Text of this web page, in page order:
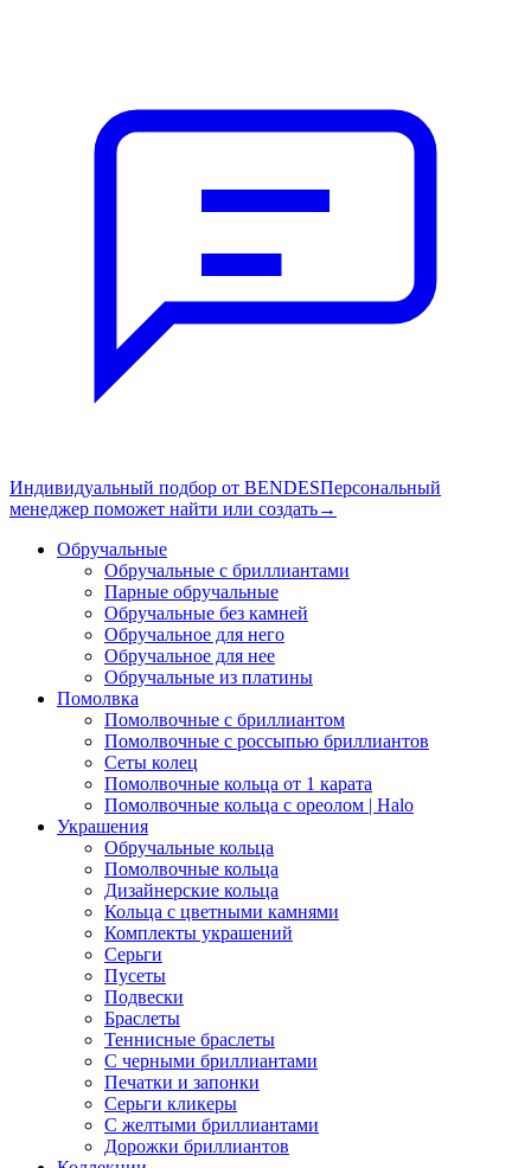
Индивидуальный подбор от BENDESПерсональный
менеджер поможет найти или создать→
Обручальные
Обручальные с бриллиантами
Парные обручальные
Обручальные без камней
Обручальное для него
Обручальное для нее
Обручальные из платины
Помолвка
Помолвочные с бриллиантом
Помолвочные с россыпью бриллиантов
Сеты колец
Помолвочные кольца от 1 карата
Помолвочные кольца с ореолом | Halo
Украшения
Обручальные кольца
Помолвочные кольца
Дизайнерские кольца
Кольца с цветными камнями
Комплекты украшений
Серьги
Пусеты
Подвески
Браслеты
Теннисные браслеты
C черными бриллиантами
Печатки и запонки
Серьги кликеры
С желтыми бриллиантами
Дорожки бриллиантов